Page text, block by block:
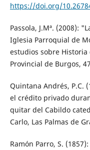
https://doi.org/
Passola, J.Mª. (2008):
Iglesia Parroquial de
estudios sobre
Provincial de Burgos,
Quintana Andrés, P.C.
el crédito privado
quitar del Cabildo
Carlo, Las Palmas de
Ramón Parro, S.